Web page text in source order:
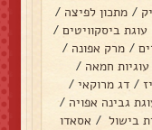
/ מתכון לפיצה /
עוגת ביסקוויטים /
/ מרק אפונה /
עוגיות חמאה /
/ דג מרוקאי /
גבינה אפויה /
בישול / אסאדו